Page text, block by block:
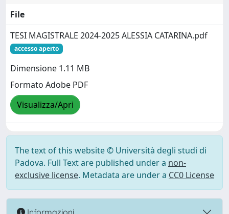
File
TESI MAGISTRALE 2024-2025 ALESSIA CATARINA.pdf
accesso aperto
Dimensione 1.11 MB
Formato Adobe PDF
Visualizza/Apri
The text of this website © Università degli studi di
Padova. Full Text are published under a non-
exclusive license. Metadata are under a CC0 License
Informazioni